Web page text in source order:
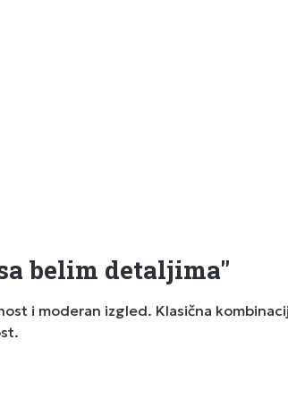
belim detaljima"
i moderan izgled. Klasična